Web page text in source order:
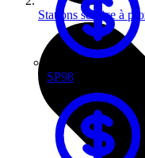
SP98
Stations service à